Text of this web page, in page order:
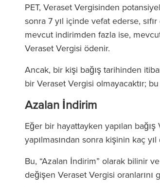
PET, Veraset Vergisinden
sonra 7 yıl içinde vefat ederse,
mevcut indirimden fazla ise,
Veraset Vergisi ödenir.
Ancak, bir kişi bağış tarihinden
bir Veraset Vergisi olmayacaktır;
Azalan İndirim
Eğer bir hayattayken yapılan
yapılmasından sonra kişinin kaç yıl
Bu, “Azalan İndirim” olarak bilinir
değişen Veraset Vergisi oranlarını